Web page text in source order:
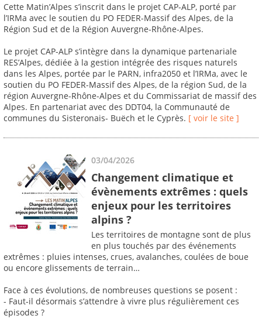
Cette Matin’Alpes s’inscrit dans le projet CAP-ALP, porté par
l’IRMa avec le soutien du PO FEDER-Massif des Alpes, de la
Région Sud et de la Région Auvergne-Rhône-Alpes.
Le projet CAP-ALP s’intègre dans la dynamique partenariale
RES’Alpes, dédiée à la gestion intégrée des risques naturels
dans les Alpes, portée par le PARN, infra2050 et l’IRMa, avec le
soutien du PO FEDER-Massif des Alpes, de la région Sud, de la
région Auvergne-Rhône-Alpes et du Commissariat de massif des
Alpes. En partenariat avec des DDT04, la Communauté de
communes du Sisteronais- Buëch et le Cyprès. [ voir le site ]
03/04/2026
Changement climatique et
évènements extrêmes : quels
enjeux pour les territoires
alpins ?
Les territoires de montagne sont de plus
en plus touchés par des événements
extrêmes : pluies intenses, crues, avalanches, coulées de boue
ou encore glissements de terrain…
Face à ces évolutions, de nombreuses questions se posent :
- Faut-il désormais s’attendre à vivre plus régulièrement ces
épisodes ?